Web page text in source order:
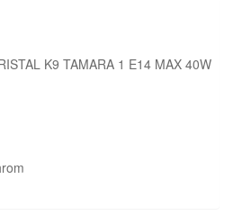
K9 TAMARA 1 E14 MAX 40W